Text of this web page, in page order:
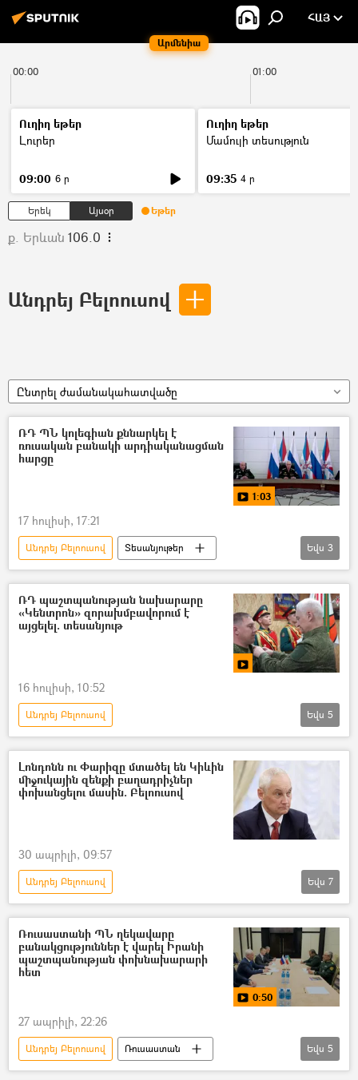
Արմենիա
ՀԱՅ
00:00 01:00
Ուղիղ եթեր
Լուրեր
09:00 6 ր
Ուղիղ եթեր
Մամուլի տեսություն
09:35 4 ր
Երեկ Այսօր Եթեր
ք. Երևան 106.0
Անդրեյ Բելոուսով
Ընտրել ժամանակահատվածը
ՌԴ ՊՆ կոլեգիան քննարկել է
ռուսական բանակի արդիականացման
հարցը
1:03
17 հուլիսի, 17:21
Անդրեյ Բելոուսով
Տեսանյութեր
տեսանյութ
Բանակ Ռուսաստան
Եվս 3
ՌԴ պաշտպանության նախարարը
«Կենտրոն» զորախմբավորում է
այցելել. տեսանյութ
16 հուլիսի, 10:52
Անդրեյ Բելոուսով
Դոնբասի պաշտպանություն. ՌԴ–ի ռազմական հատուկ գործողությունը Ուկրաինայում
Տեսանյութեր
տեսանյութ
ռազմական հատուկ գործողություն
Եվս 5
Լոնդոնն ու Փարիզը մտածել են Կիևին
միջուկային զենքի բաղադրիչներ
փոխանցելու մասին. Բելոուսով
30 ապրիլի, 09:57
Անդրեյ Բելոուսով
Իրանի Իսլամական Հանրապետություն
Միջուկային պայմանագիր
միջուկային վառելիք
միջուկային ծրագիր
միջուկային զենք
Եվրոպա
Եվս 7
Ռուսաստանի ՊՆ ղեկավարը
բանակցություններ է վարել Իրանի
պաշտպանության փոխնախարարի
հետ
0:50
27 ապրիլի, 22:26
Անդրեյ Բելոուսով
Ռուսաստան
Իրանի Իսլամական Հանրապետություն
Եվս 5